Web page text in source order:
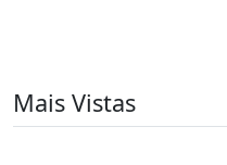
Mais Vistas